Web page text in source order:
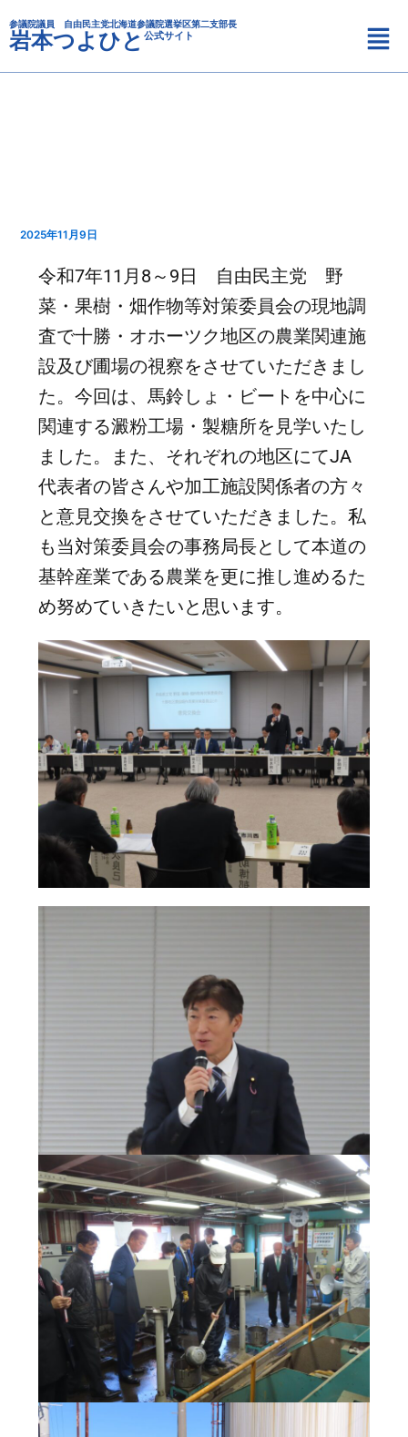
容
を
ス
参議院議員 自由民主党北海道参議院選挙区第二支部長
岩本つよひと 公式サイト
メ
ニ
ュ
2025年11月9日
令和7年11月8～9日 自由民主党 野
菜・果樹・畑作物等対策委員会の現地調
査で十勝・オホーツク地区の農業関連施
設及び圃場の視察をさせていただきまし
た。今回は、馬鈴しょ・ビートを中心に
関連する澱粉工場・製糖所を見学いたし
ました。また、それぞれの地区にてJA
代表者の皆さんや加工施設関係者の方々
と意見交換をさせていただきました。私
も当対策委員会の事務局長として本道の
基幹産業である農業を更に推し進めるた
め努めていきたいと思います。
テ
ゴ